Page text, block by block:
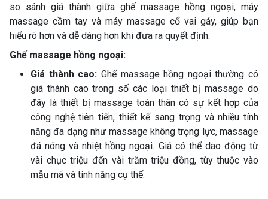
so sánh giá thành giữa ghế massage hồng ngoại, máy
massage cầm tay và máy massage cổ vai gáy, giúp bạn
hiểu rõ hơn và dễ dàng hơn khi đưa ra quyết định.
Ghế massage hồng ngoại:
Giá thành cao: Ghế massage hồng ngoại thường có
giá thành cao trong số các loại thiết bị massage do
đây là thiết bị massage toàn thân có sự kết hợp của
công nghệ tiên tiến, thiết kế sang trọng và nhiều tính
năng đa dạng như massage không trọng lực, massage
đá nóng và nhiệt hồng ngoại. Giá có thể dao động từ
vài chục triệu đến vài trăm triệu đồng, tùy thuộc vào
mẫu mã và tính năng cụ thể.